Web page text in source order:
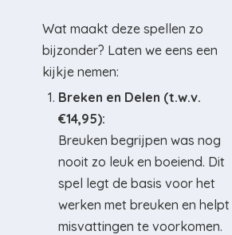
Wat maakt deze spellen zo
bijzonder? Laten we eens een
kijkje nemen:
Breken en Delen (t.w.v.
€14,95):
Breuken begrijpen was nog
nooit zo leuk en boeiend. Dit
spel legt de basis voor het
werken met breuken en helpt
misvattingen te voorkomen.